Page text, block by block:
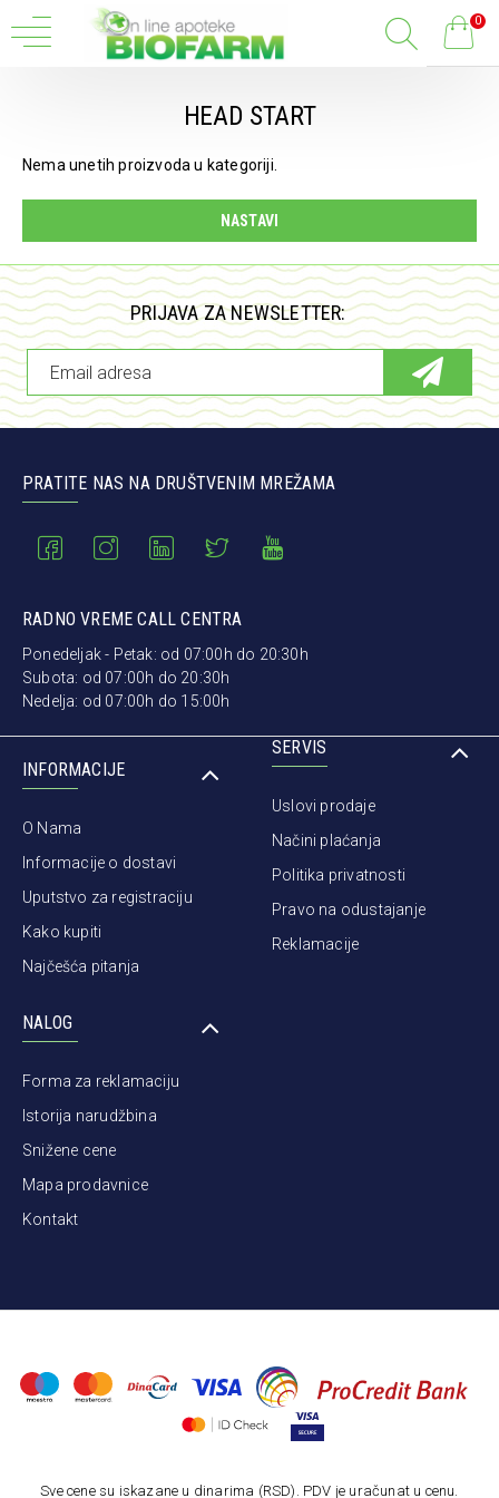
0
HEAD START
Nema unetih proizvoda u kategoriji.
NASTAVI
PRIJAVA ZA NEWSLETTER:
PRATITE NAS NA DRUŠTVENIM MREŽAMA
RADNO VREME CALL CENTRA
Ponedeljak - Petak: od 07:00h do 20:30h
Subota: od 07:00h do 20:30h
Nedelja: od 07:00h do 15:00h
INFORMACIJE
O Nama
Informacije o dostavi
Uputstvo za registraciju
Kako kupiti
Najčešća pitanja
SERVIS
Uslovi prodaje
Načini plaćanja
Politika privatnosti
Pravo na odustajanje
Reklamacije
NALOG
Forma za reklamaciju
Istorija narudžbina
Snižene cene
Mapa prodavnice
Kontakt
Sve cene su iskazane u dinarima (RSD). PDV je uračunat u cenu.